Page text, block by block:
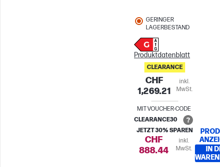
GERINGER
LAGERBESTAND
Produktdatenblatt
CLEARANCE
CHF
1,269.21
inkl.
MwSt.
MIT VOUCHER-CODE
CLEARANCE30
JETZT 30% SPAREN
CHF
888.44
inkl.
MwSt.
IN